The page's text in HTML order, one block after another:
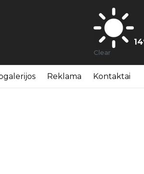
14
Clear
Reklama Kontaktai